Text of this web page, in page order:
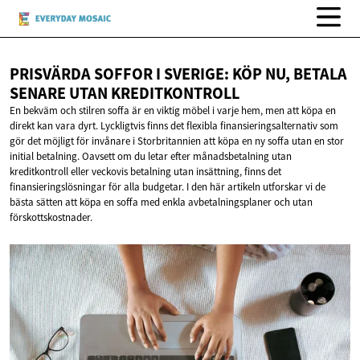
PRISVÄRDA SOFFOR I SVERIGE: KÖP NU, BETALA
SENARE UTAN KREDITKONTROLL
En bekväm och stilren soffa är en viktig möbel i varje hem, men att köpa en
direkt kan vara dyrt. Lyckligtvis finns det flexibla finansieringsalternativ som
gör det möjligt för invånare i Storbritannien att köpa en ny soffa utan en stor
initial betalning. Oavsett om du letar efter månadsbetalning utan
kreditkontroll eller veckovis betalning utan insättning, finns det
finansieringslösningar för alla budgetar. I den här artikeln utforskar vi de
bästa sätten att köpa en soffa med enkla avbetalningsplaner och utan
förskottskostnader.